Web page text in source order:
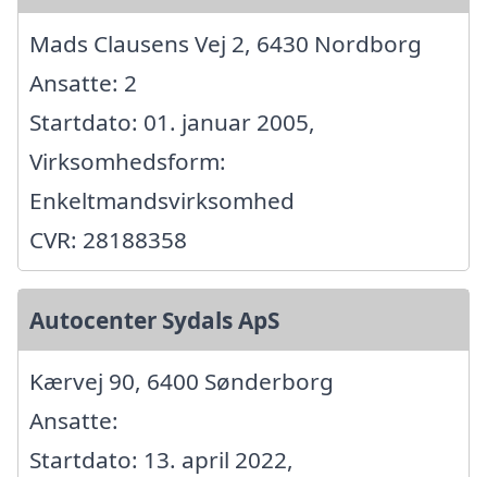
Mads Clausens Vej 2, 6430 Nordborg
Ansatte: 2
Startdato: 01. januar 2005,
Virksomhedsform:
Enkeltmandsvirksomhed
CVR: 28188358
Autocenter Sydals ApS
Kærvej 90, 6400 Sønderborg
Ansatte:
Startdato: 13. april 2022,